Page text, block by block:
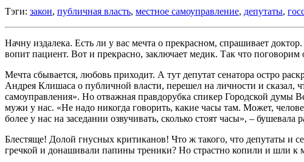
Тэги: закон, публичная власть, местное самоуправление, депутаты,
Начну издалека. Есть ли у вас мечта о прекрасном, спрашивает
вопит пациент. Вот и прекрасно, заключает медик. Так что
Мечта сбывается, любовь приходит. А тут депутат сенатора остро
Андрея Клишаса о публичной власти, перешел на личности и сказал,
самоуправления». Но отважная правдорубка спикер Городской думы
мужи у нас. «Не надо никогда говорить, какие часы там. Может,
более у нас на заседании озвучивать, сколько стоят часы», – бушевала
Блестяще! Долой гнусных критиканов! Что ж такого, что депутаты и
гречкой и донашивали папины треники? Но страстно копили и шли к